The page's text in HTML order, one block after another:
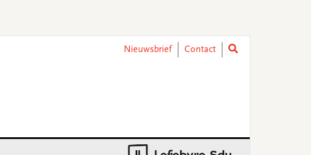
Nieuwsbrief
Contact